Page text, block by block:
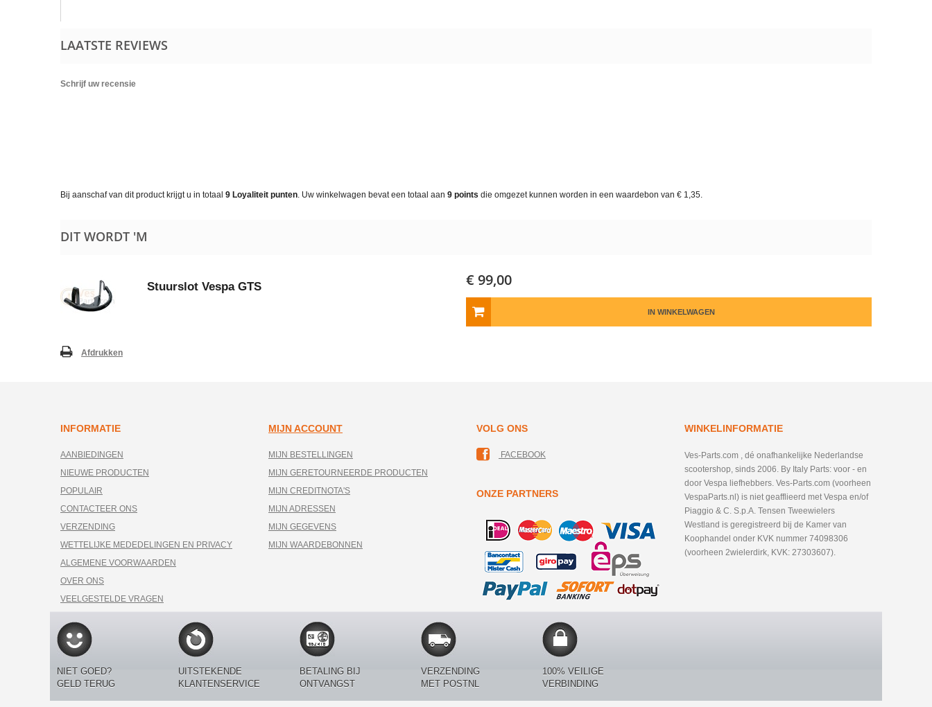
LAATSTE REVIEWS
Schrijf uw recensie
Bij aanschaf van dit product krijgt u in totaal 9 Loyaliteit punten. Uw winkelwagen bevat een totaal aan 9 points die omgezet kunnen worden in een waardebon van € 1,35.
DIT WORDT 'M
Stuurslot Vespa GTS € 99,00
IN WINKELWAGEN
Afdrukken
INFORMATIE
AANBIEDINGEN
NIEUWE PRODUCTEN
POPULAIR
CONTACTEER ONS
VERZENDING
WETTELIJKE MEDEDELINGEN EN PRIVACY
ALGEMENE VOORWAARDEN
OVER ONS
VEELGESTELDE VRAGEN
MIJN ACCOUNT
MIJN BESTELLINGEN
MIJN GERETOURNEERDE PRODUCTEN
MIJN CREDITNOTA'S
MIJN ADRESSEN
MIJN GEGEVENS
MIJN WAARDEBONNEN
VOLG ONS
FACEBOOK
ONZE PARTNERS
WINKELINFORMATIE
Ves-Parts.com , dé onafhankelijke Nederlandse
scootershop, sinds 2006. By Italy Parts: voor - en
door Vespa liefhebbers. Ves-Parts.com (voorheen
VespaParts.nl) is niet geafflieerd met Vespa en/of
Piaggio & C. S.p.A. Tensen Tweewielers
Westland is geregistreerd bij de Kamer van
Koophandel onder KVK nummer 74098306
(voorheen 2wielerdirk, KVK: 27303607).
NIET GOED?
GELD TERUG
UITSTEKENDE
KLANTENSERVICE
BETALING BIJ
ONTVANGST
VERZENDING
MET POSTNL
100% VEILIGE
VERBINDING